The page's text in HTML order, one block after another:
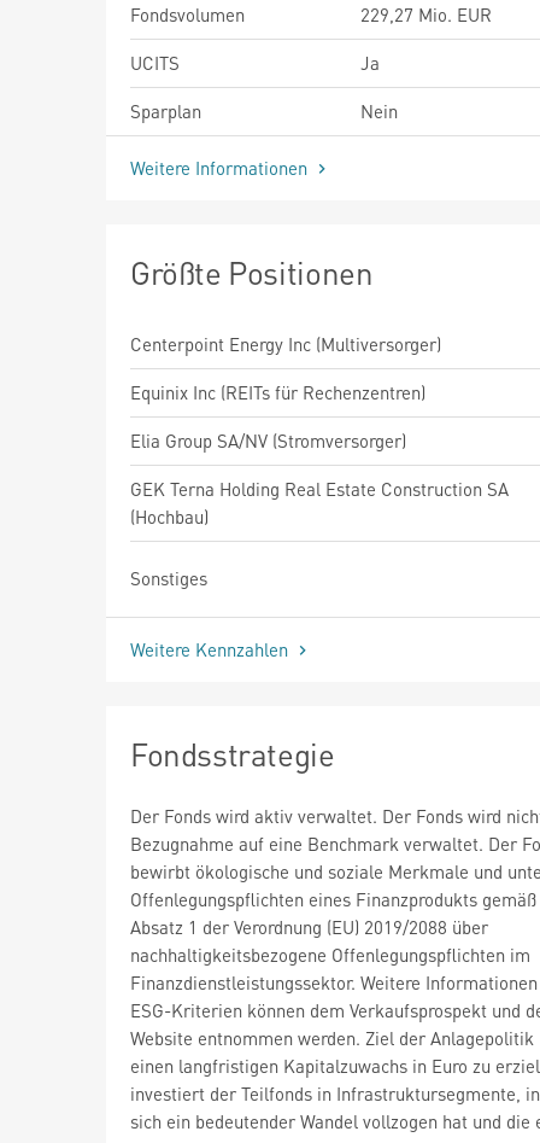
Fondsvolumen
229,27 Mio. EUR
UCITS
Ja
Sparplan
Nein
Weitere Informationen
Größte Positionen
Centerpoint Energy Inc (Multiversorger)
Equinix Inc (REITs für Rechenzentren)
Elia Group SA/NV (Stromversorger)
GEK Terna Holding Real Estate Construction SA
(Hochbau)
Sonstiges
Weitere Kennzahlen
Fondsstrategie
Der Fonds wird aktiv verwaltet. Der Fonds wird
Bezugnahme auf eine Benchmark verwaltet. Der
bewirbt ökologische und soziale Merkmale und
Offenlegungspflichten eines Finanzprodukts
Absatz 1 der Verordnung (EU) 2019/2088 über
nachhaltigkeitsbezogene Offenlegungspflichten im
Finanzdienstleistungssektor. Weitere
ESG-Kriterien können dem Verkaufsprospekt und
Website entnommen werden. Ziel der Anlagepolitik
einen langfristigen Kapitalzuwachs in Euro zu
investiert der Teilfonds in Infrastruktursegmente,
sich ein bedeutender Wandel vollzogen hat und die